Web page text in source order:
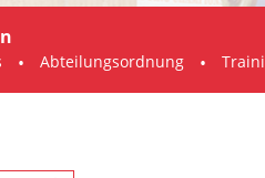
Abteilungsordnung